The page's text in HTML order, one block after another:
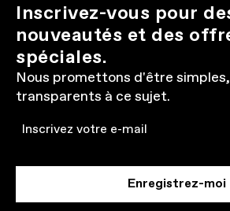
Inscrivez-vous pour
nouveautés et des
spéciales.
Nous promettons d'être
transparents à ce sujet.
Email
Enregistrez-moi